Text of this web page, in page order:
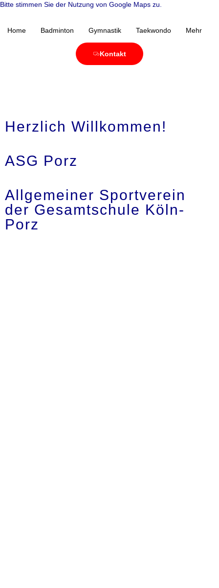
Bitte stimmen Sie der Nutzung von Google Maps zu.
Home Badminton Gymnastik Taekwondo Mehr
Kontakt
Herzlich Willkommen!
ASG Porz
Allgemeiner Sportverein
der Gesamtschule Köln-
Porz